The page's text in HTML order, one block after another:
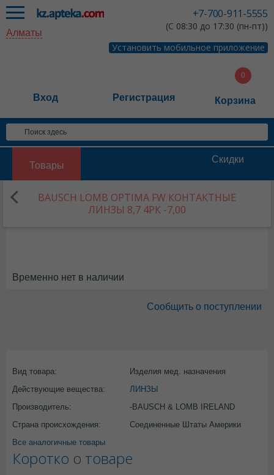
+7-700-911-5555
(С 08:30 до 17:30 (пн-пт))
Установить мобильное приложение
Алматы
Вход Регистрация Корзина
Товары
Скидки
BAUSCH LOMB OPTIMA FW КОНТАКТНЫЕ
ЛИНЗЫ 8,7 4РК -7,00
Временно нет в наличии
Сообщить о поступлении
Вид товара:
Изделия мед. назначения
Действующие вещества:
ЛИНЗЫ
Производитель:
-BAUSCH & LOMB IRELAND
Страна происхождения:
Соединенные Штаты Америки
Все аналогичные товары
Коротко о товаре